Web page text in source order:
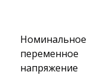
Номинальное
переменное
напряжение